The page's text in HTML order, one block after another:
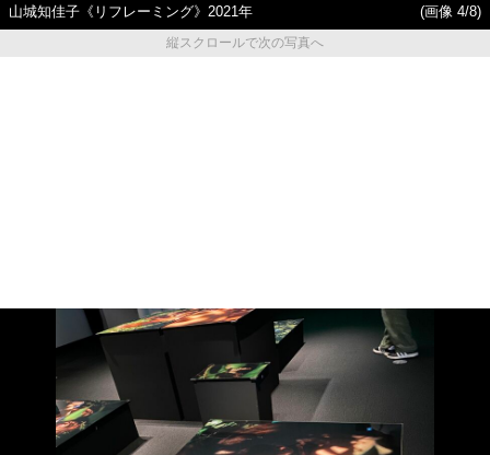
山城知佳子《リフレーミング》2021年
(画像 4/8)
縦スクロールで次の写真へ